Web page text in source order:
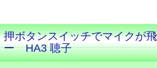
押ボタンスイッチでマイクが
ー HA3 聴子